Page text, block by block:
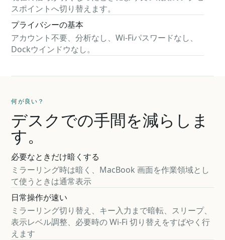
スポイントへ切り替えます。
プライバシーの基本
アカウント不要、分析なし、Wi-Fiパスワードなし、
Dockウインドウなし。
何が良い？
デスクでの手間を減らしま
す。
必要なときだけ暗くする
ミラーリング時は暗く、MacBook 画面を作業領域とし
て使うときは通常表示
日常操作が速い
ミラーリング切り替え、キー入力まで暗転、スリープ、
表示レベル調整、必要時の Wi-Fi 切り替えをすばやく行
えます